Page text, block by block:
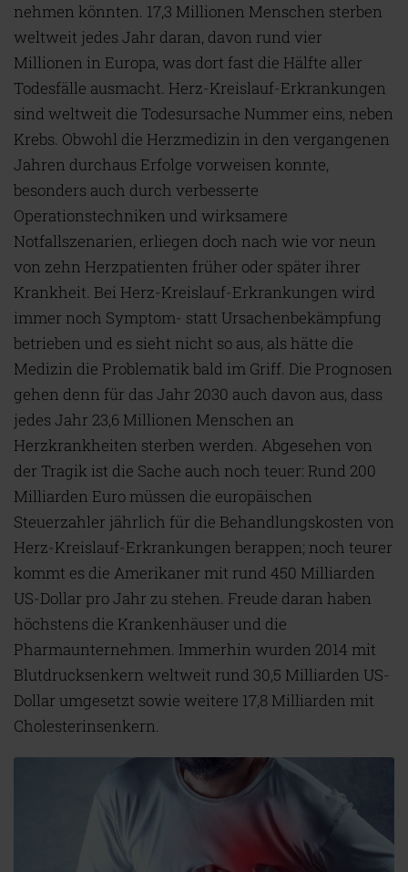
nehmen könnten. 17,3 Millionen Menschen sterben
weltweit jedes Jahr daran, davon rund vier
Millionen in Europa, was dort fast die Hälfte aller
Todesfälle ausmacht. Herz-Kreislauf-Erkrankungen
sind weltweit die Todesursache Nummer eins, neben
Krebs. Obwohl die Herzmedizin in den vergangenen
Jahren durchaus Erfolge vorweisen konnte,
besonders auch durch verbesserte
Operationstechniken und wirksamere
Notfallszenarien, erliegen doch nach wie vor neun
von zehn Herzpatienten früher oder später ihrer
Krankheit. Bei Herz-Kreislauf-Er­kran­­­kungen wird
immer noch Symptom- statt Ursachenbekämpfung
betrieben und es sieht nicht so aus, als hätte die
Medizin die Problematik bald im Griff. Die Prognosen
gehen denn für das Jahr 2030 auch davon aus, dass
jedes Jahr 23,6 Millionen Menschen an
Herzkrankheiten sterben werden. Abgesehen von
der Tragik ist die Sache auch noch teuer: Rund 200
Milliarden Euro müssen die europäischen
Steuerzahler jährlich für die Behandlungskosten von
Herz-Kreislauf-Erkrankungen berappen; noch teurer
kommt es die Amerikaner mit rund 450 Milliarden
US-Dollar pro Jahr zu stehen. Freude daran haben
höchstens die Krankenhäuser und die
Pharmaunternehmen. Immerhin wurden 2014 mit
Blutdrucksenkern weltweit rund 30,5 Milliarden US-
Dollar umgesetzt sowie weitere 17,8 Milliarden mit
Cholesterinsenkern.